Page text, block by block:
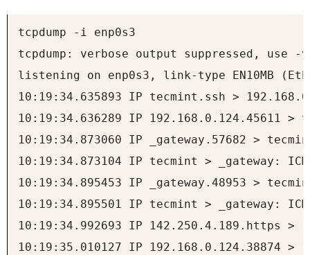
tcpdump -i enp0s3
tcpdump: verbose output suppressed,
listening on enp0s3, link-type EN10MB
10:19:34.635893 IP tecmint.ssh >
10:19:34.636289 IP
10:19:34.873060 IP _gateway.57682 >
10:19:34.873104 IP tecmint > _gateway:
10:19:34.895453 IP _gateway.48953 >
10:19:34.895501 IP tecmint > _gateway:
10:19:34.992693 IP 142.250.4.189.https >
10:19:35.010127 IP 192.168.0.124.38874